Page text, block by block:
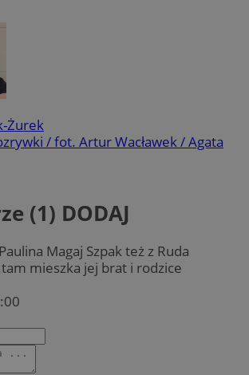
Żurek
/ fot. Artur Wacławek / Agata
(1) DODAJ
Magaj Szpak też z Ruda
mieszka jej brat i rodzice